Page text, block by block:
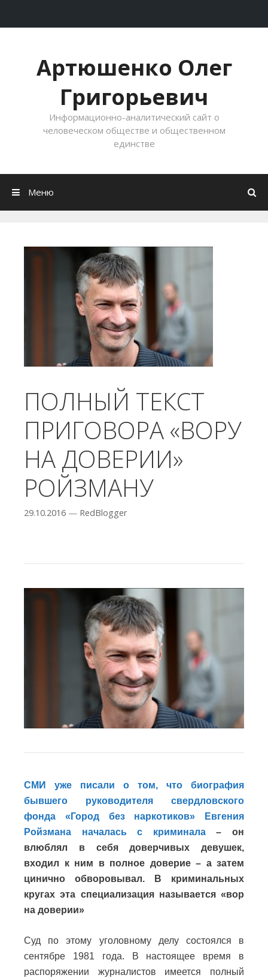
Артюшенко Олег
Григорьевич
Информационно-аналитический сайт о
человеческом обществе и общественном
единстве
Меню
ПОЛНЫЙ ТЕКСТ
ПРИГОВОРА «ВОРУ
НА ДОВЕРИИ»
РОЙЗМАНУ
29.10.2016 — RedBlogger
СМИ уже писали о том, что биография
бывшего руководителя свердловского
фонда «Город без наркотиков» Евгения
Ройзмана началась с криминала– он
влюблял в себя доверчивых девушек,
входил к ним в полное доверие – а затем
цинично обворовывал. В криминальных
кругах эта специализация называется «вор
на доверии»
Суд по этому уголовному делу состоялся в
сентябре 1981 года. В настоящее время в
распоряжении журналистов имеется полный